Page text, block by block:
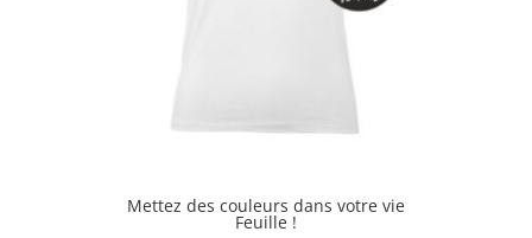
Mettez des couleurs dans votre vie
Feuille !